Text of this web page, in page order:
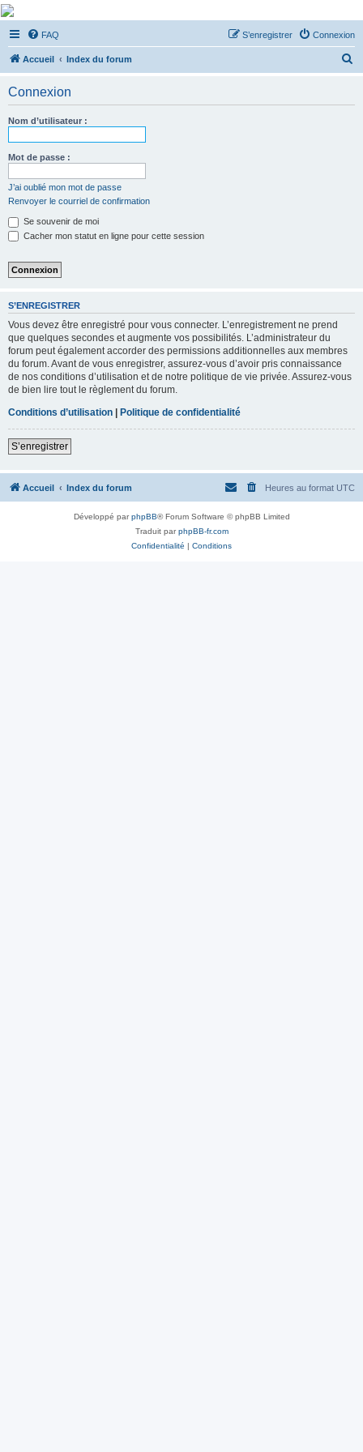
De Musicae Militari -
Forums
Forums de discussions
FAQ Connexion
S’enregistrer
Accueil Index du forum
Connexion
Nom d’utilisateur :
Mot de passe :
J’ai oublié mon mot de passe
Renvoyer le courriel de confirmation
Se souvenir de moi
Cacher mon statut en ligne pour cette session
S’ENREGISTRER
Vous devez être enregistré pour vous connecter. L’enregistrement ne prend
que quelques secondes et augmente vos possibilités. L’administrateur du
forum peut également accorder des permissions additionnelles aux membres
du forum. Avant de vous enregistrer, assurez-vous d’avoir pris connaissance
de nos conditions d’utilisation et de notre politique de vie privée. Assurez-vous
de bien lire tout le règlement du forum.
Conditions d’utilisation | Politique de confidentialité
S’enregistrer
Accueil Index du forum Heures au format UTC
Développé parphpBB® Forum Software © phpBB Limited
Traduit parphpBB-fr.com
Confidentialité | Conditions